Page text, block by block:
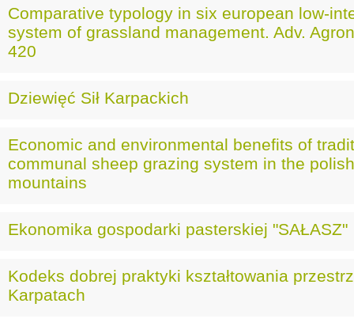
Comparative typology in six european low-
system of grassland management. Adv.
420
Dziewięć Sił Karpackich
Economic and environmental benefits of
communal sheep grazing system in the
mountains
Ekonomika gospodarki pasterskiej "SAŁASZ"
Kodeks dobrej praktyki kształtowania
Karpatach